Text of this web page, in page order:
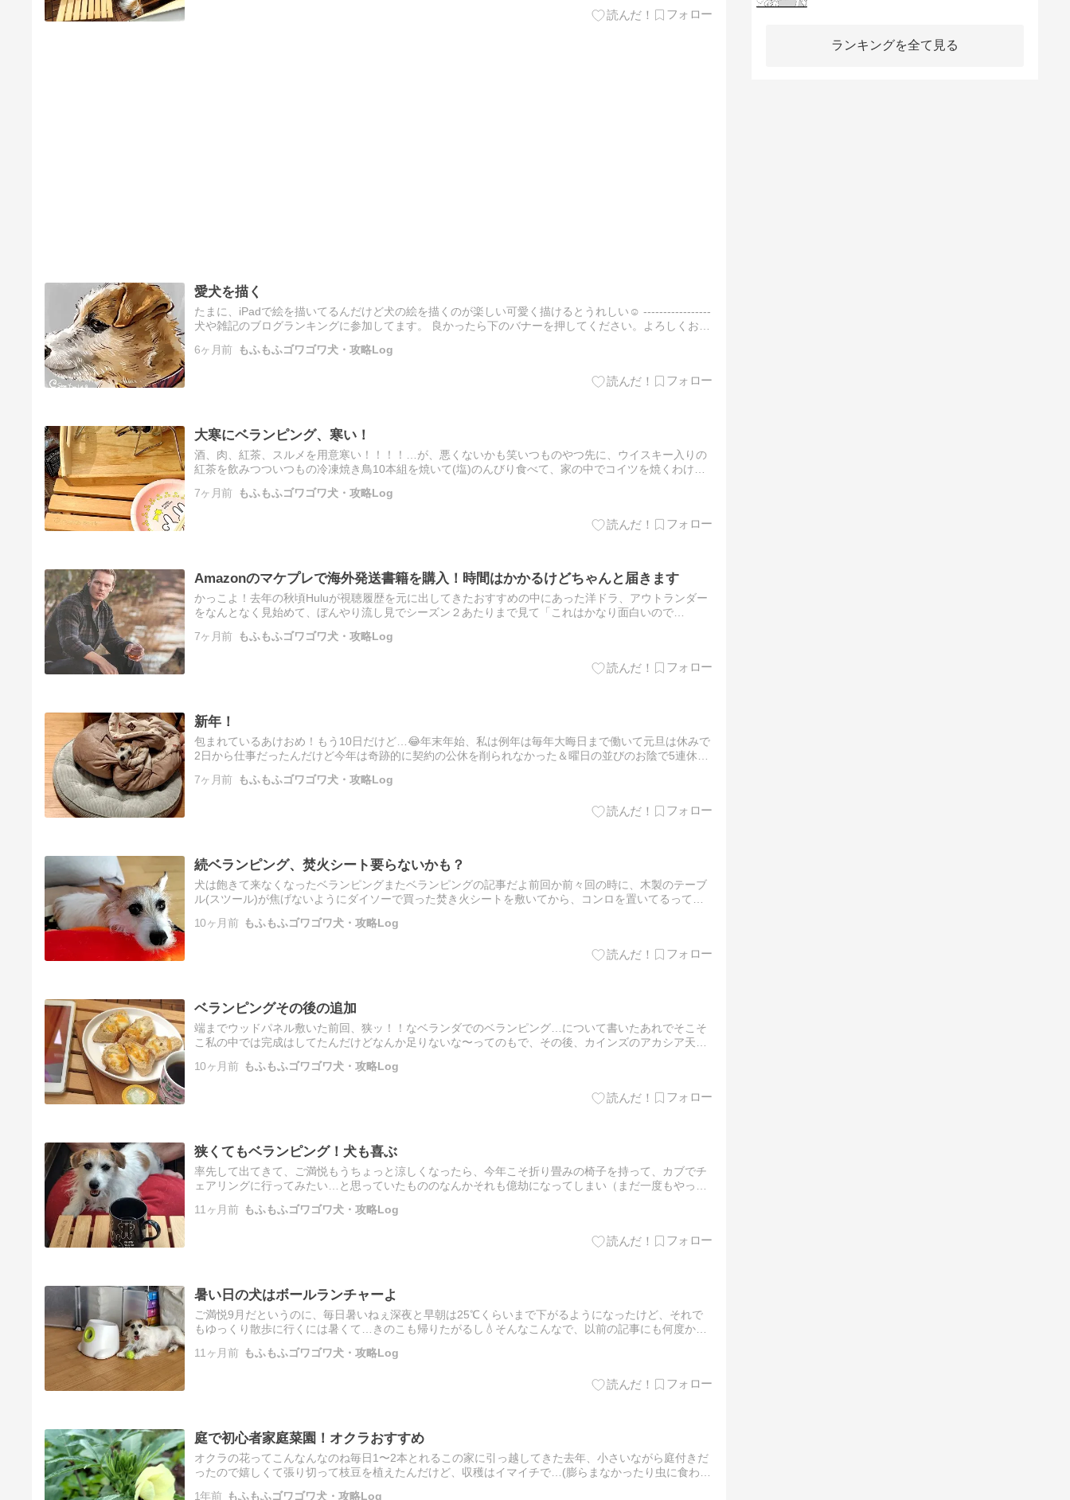
愛犬を描く
たまに、iPadで絵を描いてるんだけど犬の絵を描くのが楽しい可愛く描けるとうれしい☺ -----------------
犬や雑記のブログランキングに参加してます。 良かったら下のバナーを押してください。よろしくおね
6ヶ月前 もふもふゴワゴワ犬・攻略Log
大寒にベランピング、寒い！
酒、肉、紅茶、スルメを用意寒い！！！！…が、悪くないかも笑いつものやつ先に、ウイスキー入りの
紅茶を飲みつついつもの冷凍焼き鳥10本組を焼いて(塩)のんびり食べて、家の中でコイツを焼くわけに
7ヶ月前 もふもふゴワゴワ犬・攻略Log
Amazonのマケプレで海外発送書籍を購入！時間はかかるけどちゃんと届きます
かっこよ！去年の秋頃Huluが視聴履歴を元に出してきたおすすめの中にあった洋ドラ、アウトランダー
をなんとなく見始めて、ぼんやり流し見でシーズン２あたりまで見て「これはかなり面白いので
に…
7ヶ月前 もふもふゴワゴワ犬・攻略Log
新年！
包まれているあけおめ！もう10日だけど…😂年末年始、私は例年は毎年大晦日まで働いて元旦は休みで
2日から仕事だったんだけど今年は奇跡的に契約の公休を削られなかった＆曜日の並びのお陰で5連休で
篭…
7ヶ月前 もふもふゴワゴワ犬・攻略Log
続ベランピング、焚火シート要らないかも？
犬は飽きて来なくなったベランピングまたベランピングの記事だよ前回か前々回の時に、木製のテーブ
ル(スツール)が焦げないようにダイソーで買った焚き火シートを敷いてから、コンロを置いてるって書
の…
10ヶ月前 もふもふゴワゴワ犬・攻略Log
ベランピングその後の追加
端までウッドパネル敷いた前回、狭ッ！！なベランダでのベランピング…について書いたあれでそこそ
こ私の中では完成はしてたんだけどなんか足りないな〜ってのもで、その後、カインズのアカシア天然
ウ…
10ヶ月前 もふもふゴワゴワ犬・攻略Log
狭くてもベランピング！犬も喜ぶ
率先して出てきて、ご満悦もうちょっと涼しくなったら、今年こそ折り畳みの椅子を持って、カブでチ
ェアリングに行ってみたい…と思っていたもののなんかそれも億劫になってしまい（まだ一度もやって
自宅…
11ヶ月前 もふもふゴワゴワ犬・攻略Log
暑い日の犬はボールランチャーよ
ご満悦9月だというのに、毎日暑いねぇ深夜と早朝は25℃くらいまで下がるようになったけど、それで
もゆっくり散歩に行くには暑くて…きのこも帰りたがるし💧そんなこんなで、以前の記事にも何度か登
ー…
11ヶ月前 もふもふゴワゴワ犬・攻略Log
庭で初心者家庭菜園！オクラおすすめ
オクラの花ってこんなんなのね毎日1〜2本とれるこの家に引っ越してきた去年、小さいながら庭付きだ
ったので嬉しくて張り切って枝豆を植えたんだけど、収穫はイマイチで…(膨らまなかったり虫に食われ
1年前 もふもふゴワゴワ犬・攻略Log
ランキングを全て見る